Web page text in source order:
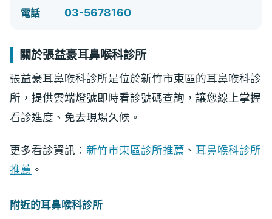
電話 03-5678160
關於張益豪耳鼻喉科診所
張益豪耳鼻喉科診所是位於新竹市東區的耳鼻喉科診
所，提供雲端燈號即時看診號碼查詢，讓您線上掌握
看診進度、免去現場久候。
更多看診資訊： 新竹市東區診所推薦 、 耳鼻喉科診所
推薦 。
附近的耳鼻喉科診所